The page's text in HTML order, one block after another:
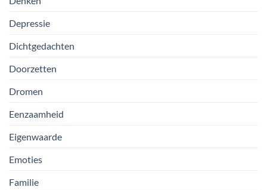
Depressie
Dichtgedachten
Doorzetten
Dromen
Eenzaamheid
Eigenwaarde
Emoties
Familie